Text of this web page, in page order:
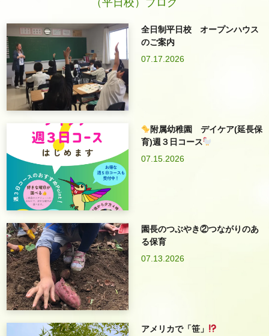
全日制平日校 オープンハウス
のご案内
07.17.2026
附属幼稚園 デイケア(延長保
育)週３日コース
07.15.2026
園長のつぶやき②つながりのあ
る保育
07.13.2026
アメリカで「笹」